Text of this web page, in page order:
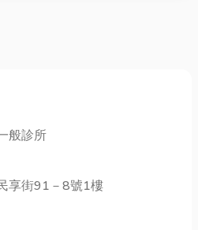
般診所
享街91－8號1樓